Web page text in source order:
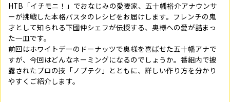
HTB「イチモニ！」でおなじみの愛妻家、五十幡裕介アナウンサ
ーが挑戦した本格パスタのレシピをお届けします。フレンチの鬼
才として知られる下國伸シェフが伝授する、奥様への愛が詰まっ
た一皿です。
前回はホワイトデーのドーナッツで奥様を喜ばせた五十幡アナで
すが、今回はどんなネーミングになるのでしょうか。番組内で披
露されたプロの技「ノブテク」とともに、詳しい作り方を分かり
やすくご紹介します。